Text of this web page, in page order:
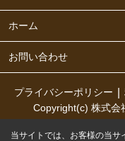
ホーム
お問い合わせ
プライバシーポリシー
Copyright(c) 株式会
当サイトでは、お客様の当サ